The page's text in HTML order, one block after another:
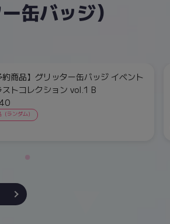
缶バッジ）
約商品】グリッター缶バッジ イベント
ストコレクション vol.1 B
ランダム）